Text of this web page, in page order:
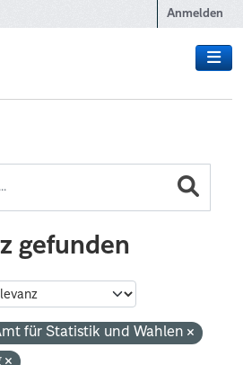
Anmelden
gefunden
für Statistik und Wahlen